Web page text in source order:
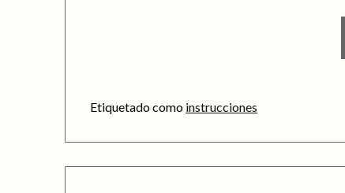
Etiquetado como instrucciones